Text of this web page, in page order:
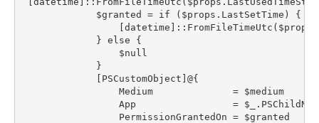
$granted = if ($props.LastSetTime) {
} else {
$null
}
[PSCustomObject]@{
Medium              = $medium
App                 =
PermissionGrantedOn = $granted